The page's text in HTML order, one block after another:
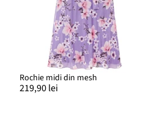
Rochie midi din mesh
219,90 lei